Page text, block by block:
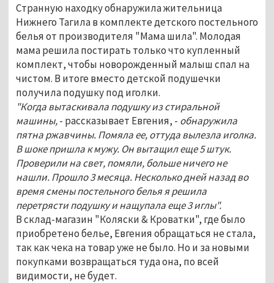
Странную находку обнаружила жительница
Нижнего Тагила в комплекте детского постельного
белья от производителя "Мама шила". Молодая
мама решила постирать только что купленный
комплект, чтобы новорожденный малыш спал на
чистом. В итоге вместо детской подушечки
получила подушку под иголки.
"Когда вытаскивала подушку из стиральной
машины,- рассказывает Евгения, - обнаружила
пятна ржавчины. Помяла ее, оттуда вылезла иголка.
В шоке пришла к мужу. Он вытащил еще 5 штук.
Проверили на свет, помяли, больше ничего не
нашли. Прошло 3 месяца. Несколько дней назад во
время смены постельного белья я решила
перетрясти подушку и нащупала еще 3 иглы".
В склад-магазин "Коляски & Кроватки", где было
приобретено белье, Евгения обращаться не стала,
так как чека на товар уже не было. Но и за новыми
покупками возвращаться туда она, по всей
видимости, не будет.